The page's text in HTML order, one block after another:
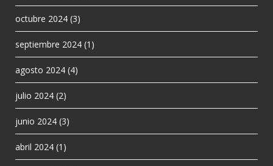
octubre 2024 (3)
septiembre 2024 (1)
agosto 2024 (4)
julio 2024 (2)
junio 2024 (3)
abril 2024 (1)